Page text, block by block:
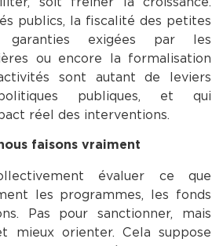
publics, la fiscalité des petites
garanties exigées par les
ou encore la formalisation
sont autant de leviers
publiques, et qui
réel des interventions.
faisons vraiment
évaluer ce que
les programmes, les fonds
Pas pour sanctionner, mais
mieux orienter. Cela suppose